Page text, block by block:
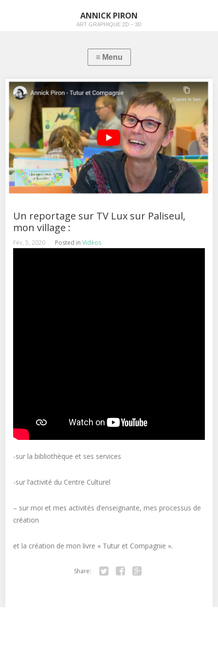
ANNICK PIRON
ART GRAPHIQUE 2D – 3D
Un reportage sur TV Lux sur Paliseul,
mon village :
Fév, 5, 2020 Posted inVidéos
-sur la bibliothèque et ses services
-sur l’activité du Centre Culturel
– sur moi et mes activités d’enseignante, mes processus de
création
et la création de mon livre « Tutur et Compagnie ».
Share: